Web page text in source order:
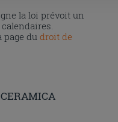
la loi prévoit un
page dudroit de